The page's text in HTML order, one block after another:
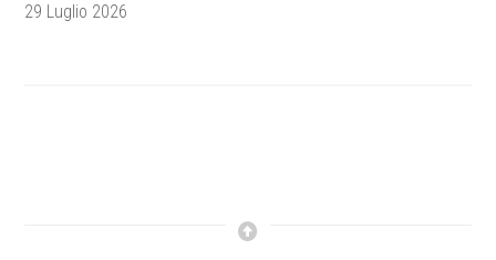
29 Luglio 2026